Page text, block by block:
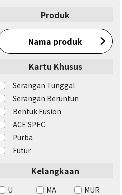
Produk
Nama produk
Kartu Khusus
Serangan Tunggal
Serangan Beruntun
Bentuk Fusion
ACE SPEC
Purba
Futur
Kelangkaan
U MA
MUR